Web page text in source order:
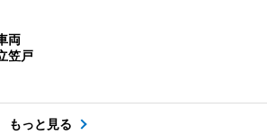
両
笠戸
もっと見る